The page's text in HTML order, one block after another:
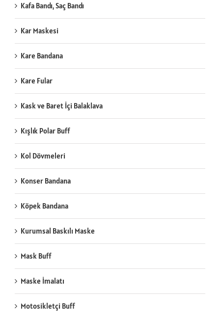
Kafa Bandı, Saç Bandı
Kar Maskesi
Kare Bandana
Kare Fular
Kask ve Baret İçi Balaklava
Kışlık Polar Buff
Kol Dövmeleri
Konser Bandana
Köpek Bandana
Kurumsal Baskılı Maske
Mask Buff
Maske İmalatı
Motosikletçi Buff